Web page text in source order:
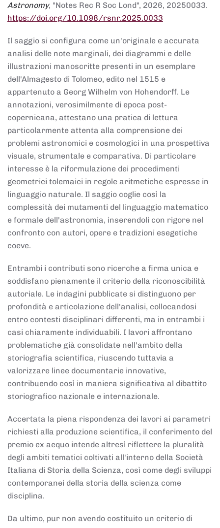
Astronomy, "Notes Rec R Soc Lond", 2026, 20250033.
https://doi.org/10.1098/rsnr.2025.0033
Il saggio si configura come un'originale e accurata
analisi delle note marginali, dei diagrammi e delle
illustrazioni manoscritte presenti in un esemplare
dell'Almagesto di Tolomeo, edito nel 1515 e
appartenuto a Georg Wilhelm von Hohendorff. Le
annotazioni, verosimilmente di epoca post-
copernicana, attestano una pratica di lettura
particolarmente attenta alla comprensione dei
problemi astronomici e cosmologici in una prospettiva
visuale, strumentale e comparativa. Di particolare
interesse è la riformulazione dei procedimenti
geometrici tolemaici in regole aritmetiche espresse in
linguaggio naturale. Il saggio coglie così la
complessità dei mutamenti del linguaggio matematico
e formale dell'astronomia, inserendoli con rigore nel
confronto con autori, opere e tradizioni esegetiche
coeve.
Entrambi i contributi sono ricerche a firma unica e
soddisfano pienamente il criterio della riconoscibilità
autoriale. Le indagini pubblicate si distinguono per
profondità e articolazione dell'analisi, collocandosi
entro contesti disciplinari differenti, ma in entrambi i
casi chiaramente individuabili. I lavori affrontano
problematiche già consolidate nell'ambito della
storiografia scientifica, riuscendo tuttavia a
valorizzare linee documentarie innovative,
contribuendo così in maniera significativa al dibattito
storiografico nazionale e internazionale.
Accertata la piena rispondenza dei lavori ai parametri
richiesti alla produzione scientifica, il conferimento del
premio ex aequo intende altresì riflettere la pluralità
degli ambiti tematici coltivati all'interno della Società
Italiana di Storia della Scienza, così come degli sviluppi
contemporanei della storia della scienza come
disciplina.
Da ultimo, pur non avendo costituito un criterio di